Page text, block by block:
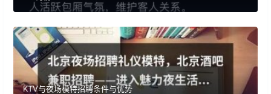
KTV与夜场模特招聘条件与优势